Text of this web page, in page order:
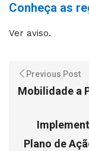
Conheça as
Ver aviso.
Previous Post
Mobilidade a
Plano de